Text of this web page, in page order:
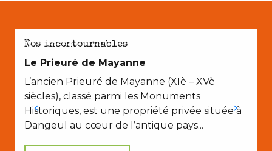
EN COUPLE
Nos incontournables
Le Prieuré de Mayanne
L’ancien Prieuré de Mayanne (XIè – XVè
siècles), classé parmi les Monuments
Historiques, est une propriété privée située à
Dangeul au cœur de l’antique pays...